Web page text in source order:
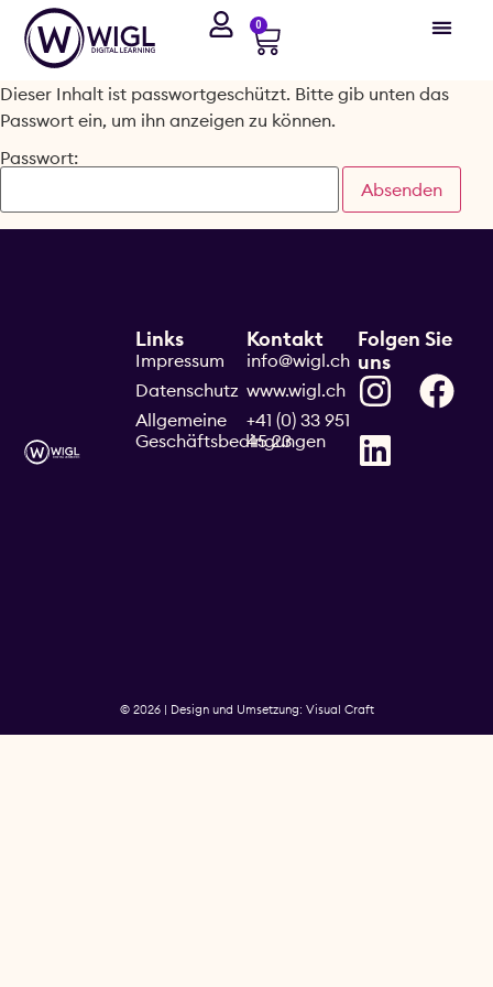
0
Dieser Inhalt ist passwortgeschützt. Bitte gib unten das
Passwort ein, um ihn anzeigen zu können.
Passwort:
Kontakt
info@wigl.ch
www.wigl.ch
+41 (0) 33 951
45 23
Links
Impressum
Datenschutz
Allgemeine
Geschäftsbedingungen
Folgen Sie
uns
© 2026 | Design und Umsetzung: Visual Craft